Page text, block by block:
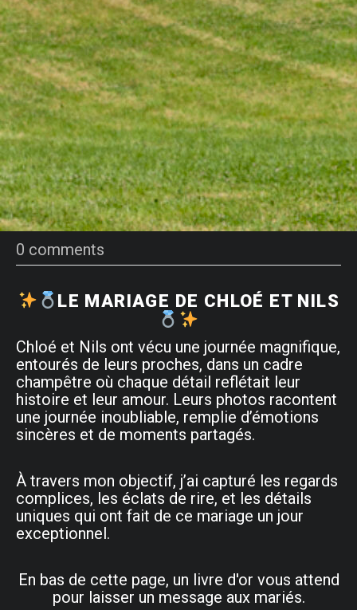
0 comments
LE MARIAGE DE CHLOÉ ET NILS
Chloé et Nils ont vécu une journée magnifique,
entourés de leurs proches, dans un cadre
champêtre où chaque détail reflétait leur
histoire et leur amour. Leurs photos racontent
une journée inoubliable, remplie d’émotions
sincères et de moments partagés.
À travers mon objectif, j’ai capturé les regards
complices, les éclats de rire, et les détails
uniques qui ont fait de ce mariage un jour
exceptionnel.
En bas de cette page, un livre d'or vous attend
pour laisser un message aux mariés.